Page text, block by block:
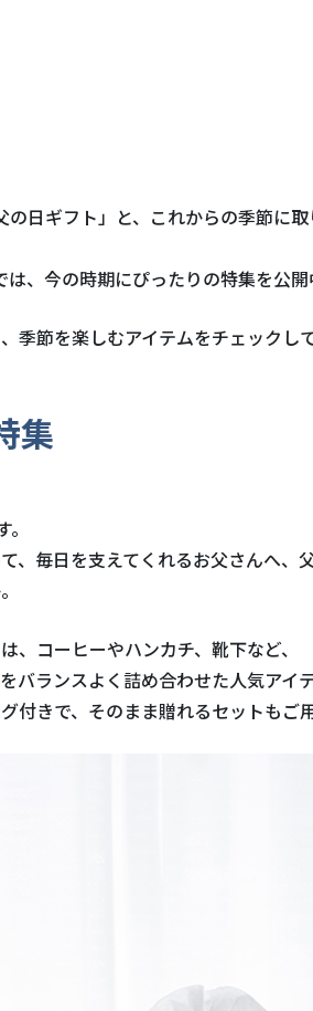
の日ギフト」と、これからの季節に
、今の時期にぴったりの特集を公開
季節を楽しむアイテムをチェックし
集
、毎日を支えてくれるお父さんへ、
、コーヒーやハンカチ、靴下など、
バランスよく詰め合わせた人気アイテ
付きで、そのまま贈れるセットもご